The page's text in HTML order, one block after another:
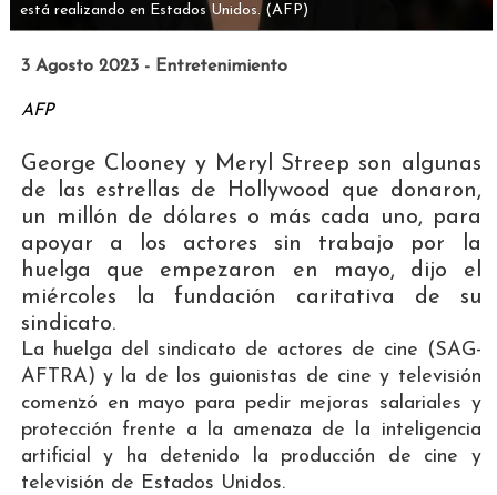
está realizando en Estados Unidos. (AFP)
3 Agosto 2023 - Entretenimiento
AFP
George Clooney y Meryl Streep son algunas
de las estrellas de Hollywood que donaron,
un millón de dólares o más cada uno, para
apoyar a los actores sin trabajo por la
huelga que empezaron en mayo, dijo el
miércoles la fundación caritativa de su
sindicato.
La huelga del sindicato de actores de cine (SAG-
AFTRA) y la de los guionistas de cine y televisión
comenzó en mayo para pedir mejoras salariales y
protección frente a la amenaza de la inteligencia
artificial y ha detenido la producción de cine y
televisión de Estados Unidos.